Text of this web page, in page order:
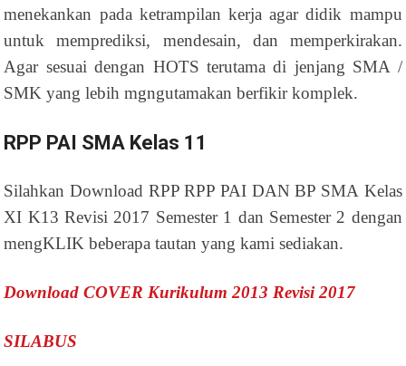
menekankan pada ketrampilan kerja agar didik mampu
untuk memprediksi, mendesain, dan memperkirakan.
Agar sesuai dengan HOTS terutama di jenjang SMA /
SMK yang lebih mgngutamakan berfikir komplek.
RPP PAI SMA Kelas 11
Silahkan Download RPP RPP PAI DAN BP SMA Kelas
XI K13 Revisi 2017 Semester 1 dan Semester 2 dengan
mengKLIK beberapa tautan yang kami sediakan.
Download COVER Kurikulum 2013 Revisi 2017
SILABUS